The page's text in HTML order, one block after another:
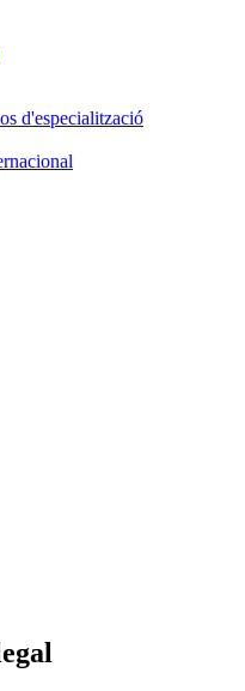
d'especialització